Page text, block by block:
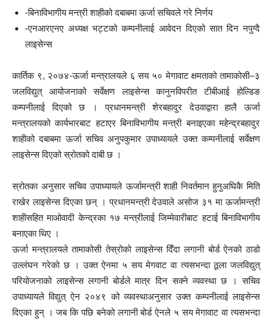
-बिनाविभागीय मन्त्री शाहीको दबाबमा ऊर्जा सचिवले गरे निर्णय
-एनआरएनए अध्यक्ष भट्टको कम्पनीलाई आवेदन दिएको सात दिन नपुग्दै
लाइसेन्स
कार्तिक ९, २०७४-ऊर्जा मन्त्रालयले ६ सय ५० मेगावाट क्षमताको तामाकोसी–३
जलविद्युत् आयोजनाको सर्वेक्षण लाइसेन्स कानुनविपरीत टीबीआई होल्डिङ
कम्पनीलाई दिएको छ । प्रधानमन्त्री शेरबहादुर देउवाद्वारा हालै ऊर्जा
मन्त्रालयको कार्यभारबाट हटाएर बिनाविभागीय मन्त्री बनाइएका महेन्द्रबहादुर
शाहीको दबाबमा ऊर्जा सचिव अनुपकुमार उपाध्यायले उक्त कम्पनीलाई सर्वेक्षण
लाइसेन्स दिएको स्रोतको दाबी छ ।
स्रोतका अनुसार सचिव उपाध्यायले ऊर्जामन्त्री शाही निवर्तमान हुनुअघिकै मिति
राखेर लाइसेन्स दिएका छन् । प्रधानमन्त्री देउवाले असोज ३१ मा ऊर्जामन्त्री
शाहीसहित माओवादी केन्द्रका १७ मन्त्रीलाई जिम्मेवारीबाट हटाई बिनाविभागीय
बनाएका थिए ।
ऊर्जा मन्त्रालयले तामाकोसी तेस्रोको लाइसेन्स दिँदा लगानी बोर्ड ऐनको ठाडो
उल्लंघन गरेको छ । उक्त ऐनमा ५ सय मेगवाट वा त्यसभन्दा ठूला जलविद्युत्
परियोजनाको लाइसेन्स लगानी बोर्डले मात्र दिन सक्ने व्यवस्था छ । सचिव
उपाध्यायले विद्युत् ऐन २०४९ को व्यवस्थाअनुसार उक्त कम्पनीलाई लाइसेन्स
दिएका हुन् । जब कि पछि बनेको लगानी बोर्ड ऐनले ५ सय मेगावाट वा त्यसभन्दा